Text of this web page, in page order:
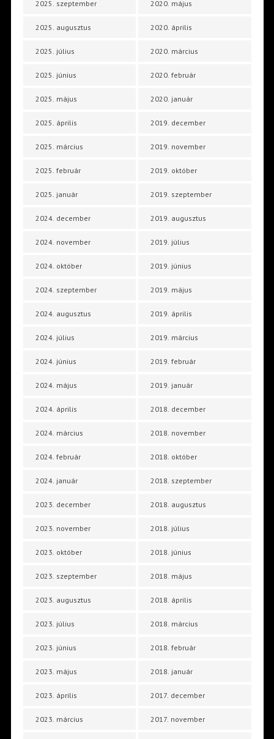
2025. szeptember
2025. augusztus
2025. július
2025. június
2025. május
2025. április
2025. március
2025. február
2025. január
2024. december
2024. november
2024. október
2024. szeptember
2024. augusztus
2024. július
2024. június
2024. május
2024. április
2024. március
2024. február
2024. január
2023. december
2023. november
2023. október
2023. szeptember
2023. augusztus
2023. július
2023. június
2023. május
2023. április
2023. március
2020. május
2020. április
2020. március
2020. február
2020. január
2019. december
2019. november
2019. október
2019. szeptember
2019. augusztus
2019. július
2019. június
2019. május
2019. április
2019. március
2019. február
2019. január
2018. december
2018. november
2018. október
2018. szeptember
2018. augusztus
2018. július
2018. június
2018. május
2018. április
2018. március
2018. február
2018. január
2017. december
2017. november